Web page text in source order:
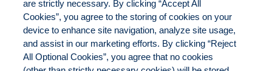
Comments are closed
are strictly necessary. By clicking “Accept All
Cookies”, you agree to the storing of cookies on your
device to enhance site navigation, analyze site usage,
and assist in our marketing efforts. By clicking “Reject
All Optional Cookies”, you agree that no cookies